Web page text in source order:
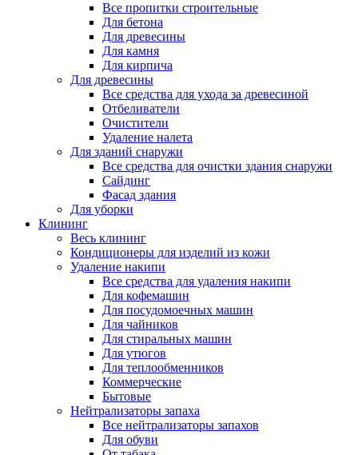
Все пропитки строительные
Для бетона
Для древесины
Для камня
Для кирпича
Для древесины
Все средства для ухода за древесиной
Отбеливатели
Очистители
Удаление налета
Для зданий снаружи
Все средства для очистки здания снаружи
Сайдинг
Фасад здания
Для уборки
Клининг
Весь клининг
Кондиционеры для изделий из кожи
Удаление накипи
Все средства для удаления накипи
Для кофемашин
Для посудомоечных машин
Для чайников
Для стиральных машин
Для утюгов
Для теплообменников
Коммерческие
Бытовые
Нейтрализаторы запаха
Все нейтрализаторы запахов
Для обуви